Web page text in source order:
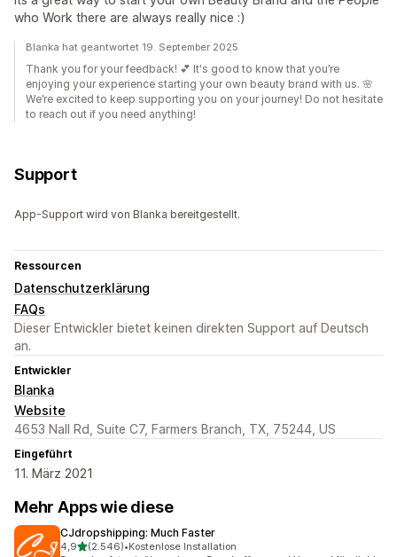
who Work there are always really nice :)
Blanka hat geantwortet 19. September 2025
Thank you for your feedback! 💕 It's good to know that you’re
enjoying your experience starting your own beauty brand with us. 🌸
We’re excited to keep supporting you on your journey! Do not hesitate
to reach out if you need anything!
Support
App-Support wird von Blanka bereitgestellt.
Ressourcen
Datenschutzerklärung
FAQs
Dieser Entwickler bietet keinen direkten Support auf Deutsch
an.
Entwickler
Blanka
Website
4653 Nall Rd, Suite C7, Farmers Branch, TX, 75244, US
Eingeführt
11. März 2021
Mehr Apps wie diese
CJdropshipping: Much Faster
4,9von 5 Sternen
(2.546)
2546 Rezensionen insgesamt
•Kostenlose Installation